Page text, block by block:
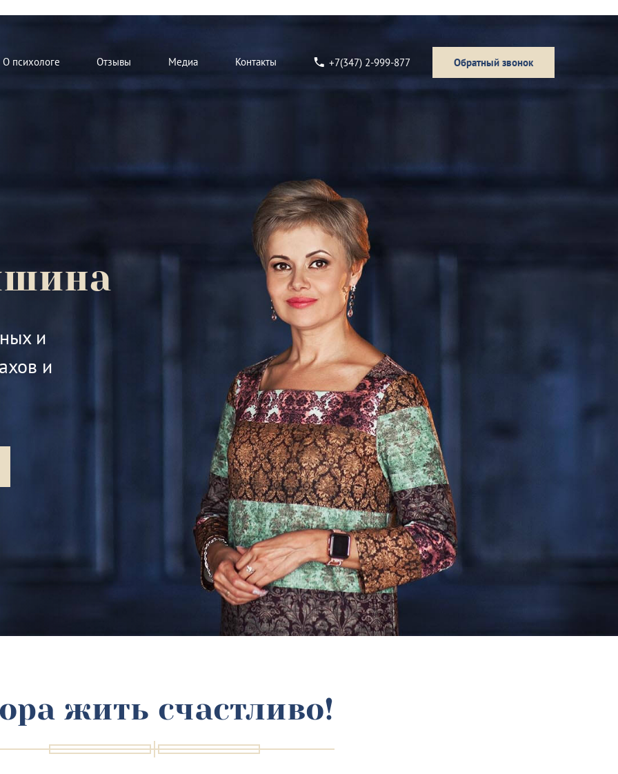
О психологе Отзывы Медиа Контакты +7(347) 2-999-877 Обратный звонок
и
и
жить счастливо!